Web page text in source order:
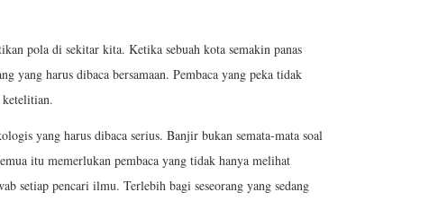
pola di sekitar kita. Ketika sebuah kota semakin panas
yang harus dibaca bersamaan. Pembaca yang peka tidak
ketelitian.
yang harus dibaca serius. Banjir bukan semata-mata soal
itu memerlukan pembaca yang tidak hanya melihat
setiap pencari ilmu. Terlebih bagi seseorang yang sedang